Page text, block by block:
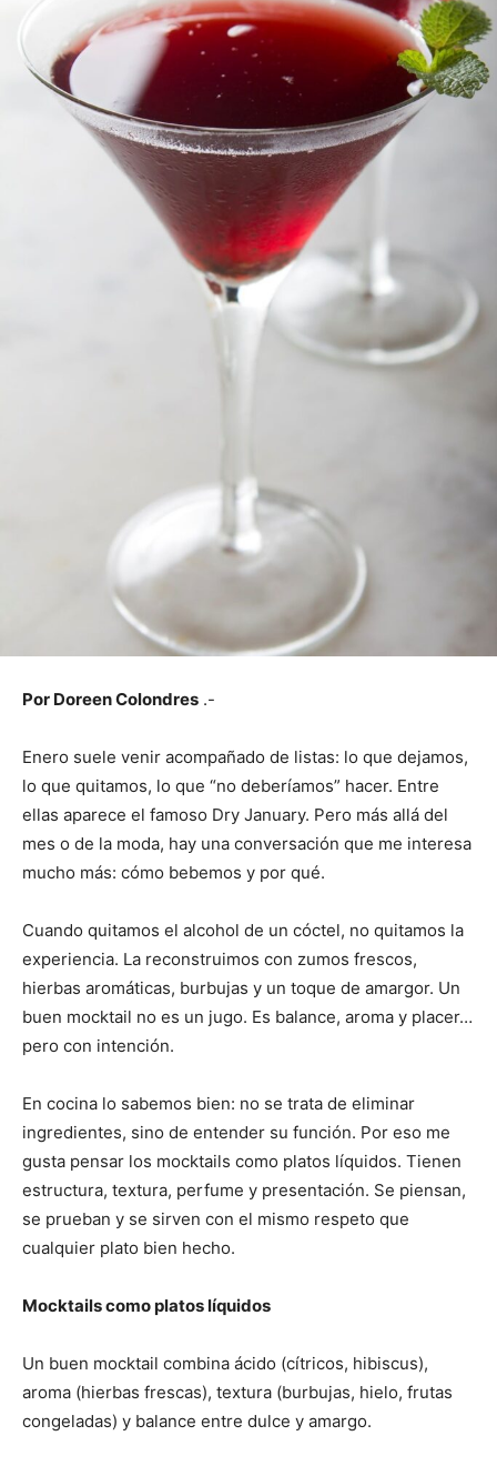
Por Doreen Colondres .-
Enero suele venir acompañado de listas: lo que dejamos,
lo que quitamos, lo que “no deberíamos” hacer. Entre
ellas aparece el famoso Dry January. Pero más allá del
mes o de la moda, hay una conversación que me interesa
mucho más: cómo bebemos y por qué.
Cuando quitamos el alcohol de un cóctel, no quitamos la
experiencia. La reconstruimos con zumos frescos,
hierbas aromáticas, burbujas y un toque de amargor. Un
buen mocktail no es un jugo. Es balance, aroma y placer…
pero con intención.
En cocina lo sabemos bien: no se trata de eliminar
ingredientes, sino de entender su función. Por eso me
gusta pensar los mocktails como platos líquidos. Tienen
estructura, textura, perfume y presentación. Se piensan,
se prueban y se sirven con el mismo respeto que
cualquier plato bien hecho.
Mocktails como platos líquidos
Un buen mocktail combina ácido (cítricos, hibiscus),
aroma (hierbas frescas), textura (burbujas, hielo, frutas
congeladas) y balance entre dulce y amargo.